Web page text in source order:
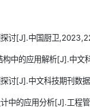
探讨[J].中国厨卫
构中的应用解析[J].中
讨[J].中文科技期刊数
计中的应用分析[J].工